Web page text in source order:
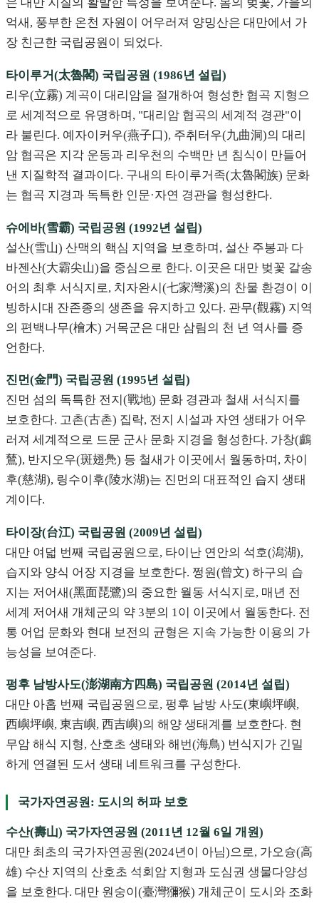
은 대만 지질의 활발한 특성을 보여준다. 봄의 벚꽃, 가을의
억새, 풍부한 온천 자원이 어우러져 양밍산은 대만에서 가
장 친근한 국립공원이 되었다.
타이루거(太魯閣) 국립공원 (1986년 설립)
리우(立霧) 계곡이 대리암을 절개하여 형성한 협곡 지형으
로 세계적으로 유명하며, "대리암 협곡의 세계적 경관"이
라 불린다. 예자이커우(燕子口), 주취터우(九曲洞)의 대리
암 협곡은 지각 운동과 리우천의 수백만 년 침식이 만들어
낸 지질학적 결과이다. 구내의 타이루거족(太魯閣族) 문화
는 협곡 지경과 독특한 인문·자연 경관을 형성한다.
슈에바(雪霸) 국립공원 (1992년 설립)
설산(雪山) 산맥의 핵심 지역을 보호하며, 설산 주봉과 다
바젠산(大霸尖山)을 중심으로 한다. 이곳은 대만 벚꽃 갈송
어의 최후 서식지로, 치자완시(七家灣溪)의 찬물 환경이 이
빙하시대 잔존종의 생존을 유지하고 있다. 관무(觀霧) 지역
의 편백나무(檜木) 거목군은 대만 삼림의 천 년 역사를 증
언한다.
진먼(金門) 국립공원 (1995년 설립)
진먼 섬의 독특한 전지(戰地) 문화 경관과 철새 서식지를
보호한다. 고촌(古촌) 집락, 전지 시설과 자연 생태가 어우
러져 세계적으로 드문 군사 문화 지경을 형성한다. 가창(鸕
鶿), 반지오우(斑翅鳧) 등 철새가 이곳에서 월동하며, 차이
후(慈湖), 링수이후(陵水湖)는 진먼의 대표적인 습지 생태
계이다.
타이장(台江) 국립공원 (2009년 설립)
대만 여덟 번째 국립공원으로, 타이난 연안의 석호(潟湖),
습지와 양식 어장 지경을 보호한다. 쩡원(曾文) 하구의 습
지는 저어새(黑面琵鷺)의 중요한 월동 서식지로, 매년 전
세계 저어새 개체군의 약 3분의 1이 이곳에서 월동한다. 전
통 어업 문화와 현대 보전의 균형은 지속 가능한 이용의 가
능성을 보여준다.
펑후 남방사도(澎湖南方四島) 국립공원 (2014년 설립)
대만 아홉 번째 국립공원으로, 펑후 남방 사도(東嶼坪嶼,
西嶼坪嶼, 東吉嶼, 西吉嶼)의 해양 생태계를 보호한다. 현
무암 해식 지형, 산호초 생태와 해번(海鳥) 번식지가 긴밀
하게 연결된 도서 생태 네트워크를 구성한다.
국가자연공원: 도시의 허파 보호
수산(壽山) 국가자연공원 (2011년 12월 6일 개원)
대만 최초의 국가자연공원(2024년이 아님)으로, 가오슝(高
雄) 수산 지역의 산호초 석회암 지형과 도심권 생물다양성
을 보호한다. 대만 원숭이(臺灣獼猴) 개체군이 도시와 조화